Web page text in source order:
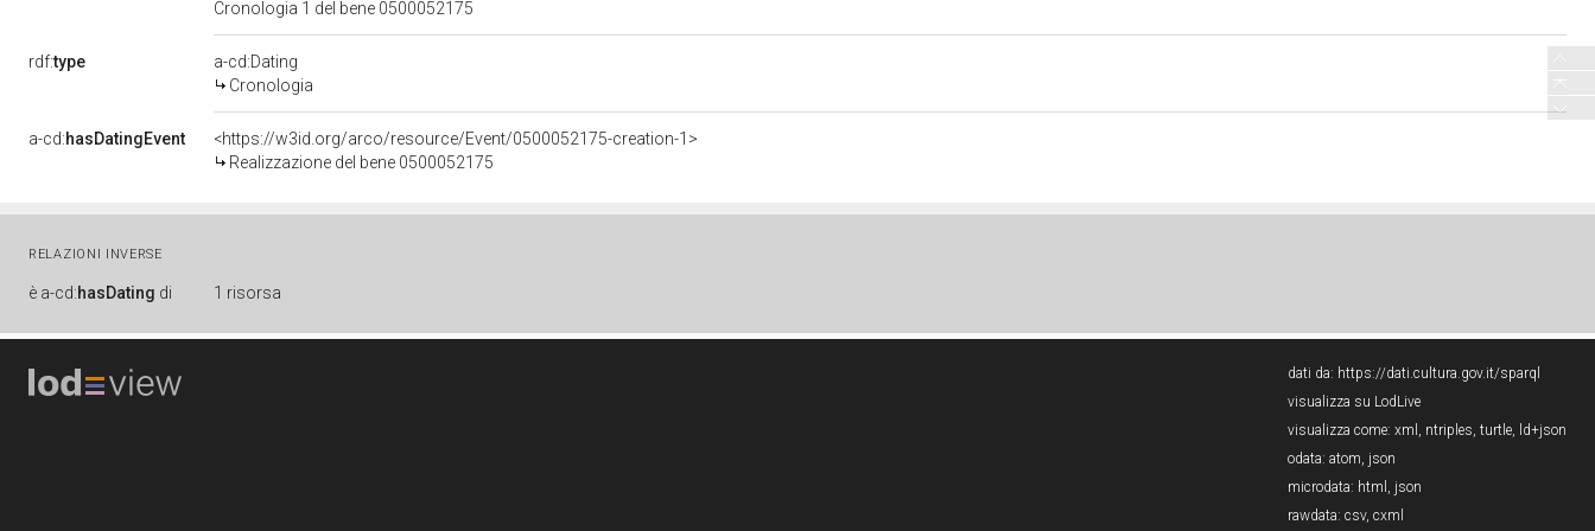
Cronologia 1 del bene 0500052175
rdf:type
a-cd:Dating
Cronologia
a-cd:hasDatingEvent
<https://w3id.org/arco/resource/Event/0500052175-creation-1>
Realizzazione del bene 0500052175
RELAZIONI INVERSE
è a-cd:hasDating di 1 risorsa
dati da: https://dati.cultura.gov.it/sparql
visualizza su LodLive
visualizza come: xml , ntriples, turtle, ld+json
odata: atom, json
microdata: html , json
rawdata: csv, cxml